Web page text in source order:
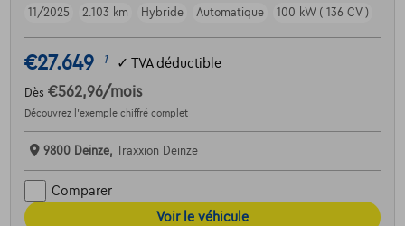
11/2025
2.103 km Hybride Automatique 100 kW ( 136 CV )
€27.649 1 ✓ TVA déductible
Dès €562,96/mois
Découvrez l’exemple chiffré complet
9800 Deinze, Traxxion Deinze
Comparer
Voir le véhicule